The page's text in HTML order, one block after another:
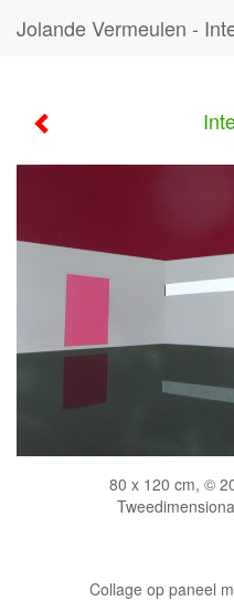
Jolande Vermeulen -
80 x 120 cm, ©
Collage op paneel